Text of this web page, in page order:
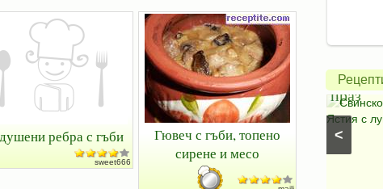
ребра с гъби
sweet666
Гювеч с гъби, топено
сирене и месо
<
салата
с
авокадо
и
моцарела
Салати с моркови⋅Моцарела⋅Салати с
Салати без месо⋅Салати с чушки
Салати с авокадо
⋅Салати с марули (зелени
салати)
с
праз
Ястия с